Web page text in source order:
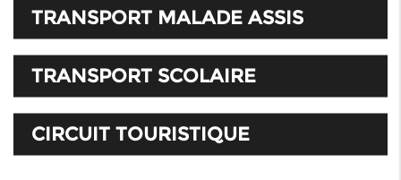
TRANSPORT MALADE ASSIS
TRANSPORT SCOLAIRE
CIRCUIT TOURISTIQUE